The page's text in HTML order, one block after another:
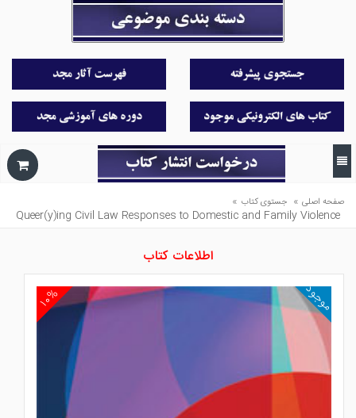
صفحه اصلی » جستوی کتاب »
Queer(y)ing Civil Law Responses to Domestic and Family Violence
اطلاعات کتاب
۱۰% موجود